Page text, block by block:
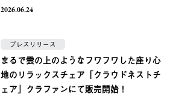
2026.06.24
プレスリリース
まるで雲の上のようなフワフワした座り心
地のリラックスチェア「クラウドネストチ
ェア」クラファンにて販売開始！